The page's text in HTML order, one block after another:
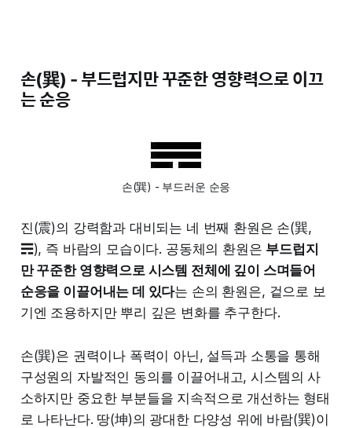
손(巽) - 부드럽지만 꾸준한 영향력으로 이끄
는 순응
손(巽) - 부드러운 순응
진(震)의 강력함과 대비되는 네 번째 환원은 손(巽,
☴), 즉 바람의 모습이다. 공동체의 환원은 부드럽지
만 꾸준한 영향력으로 시스템 전체에 깊이 스며들어
순응을 이끌어내는 데 있다는 손의 환원은, 겉으로 보
기엔 조용하지만 뿌리 깊은 변화를 추구한다.
손(巽)은 권력이나 폭력이 아닌, 설득과 소통을 통해
구성원의 자발적인 동의를 이끌어내고, 시스템의 사
소하지만 중요한 부분들을 지속적으로 개선하는 형태
로 나타난다. 땅(坤)의 광대한 다양성 위에 바람(巽)이